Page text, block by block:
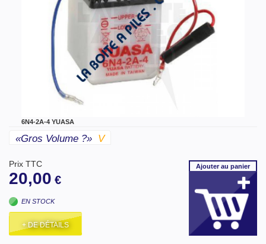
6N4-2A-4 YUASA
«gros Volume ?» V
Prix TTC
20,00 €
EN STOCK
+ DE DÉTAILS
Ajouterau panier